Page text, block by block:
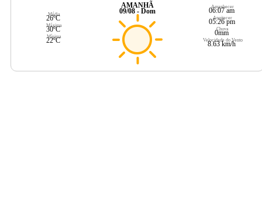
Média
26ºC
Máxima
30ºC
Mínima
22ºC
AMANHÃ
09/08 - Dom
Amanhecer
06:07 am
Anoitecer
05:26 pm
Chuva
0mm
Velocidade do Vento
8.63 km/h